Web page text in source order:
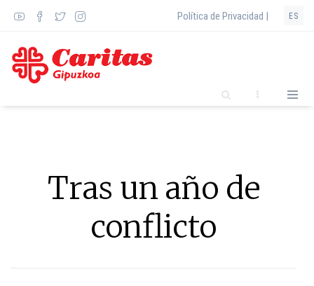
principal
Política de Privacidad | ES
Tras un año de
conflicto